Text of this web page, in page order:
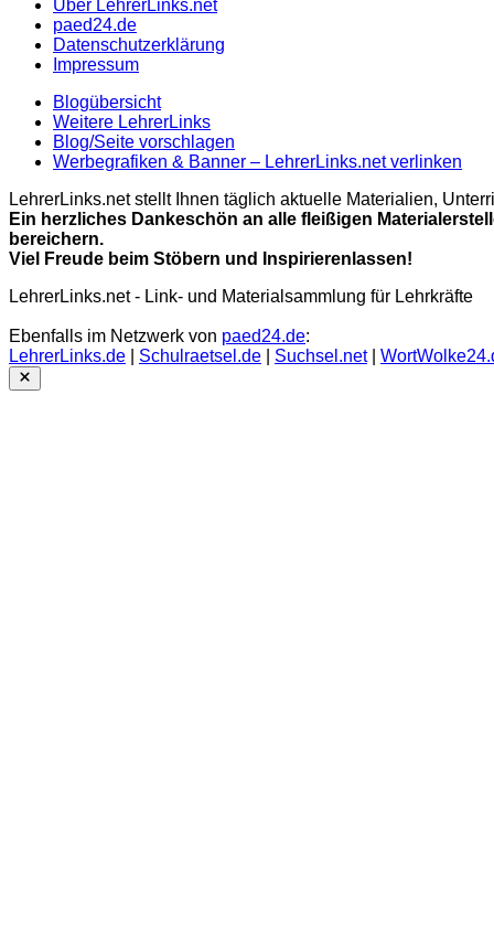
Über LehrerLinks.net
paed24.de
Datenschutzerklärung
Impressum
Blogübersicht
Weitere LehrerLinks
Blog/Seite vorschlagen
Werbegrafiken & Banner – LehrerLinks.net verlinken
LehrerLinks.net stellt Ihnen täglich aktuelle Materialien,
Ein herzliches Dankeschön an alle fleißigen
bereichern.
Viel Freude beim Stöbern und Inspirierenlassen!
LehrerLinks.net - Link- und Materialsammlung für Lehrkräfte
Ebenfalls im Netzwerk von paed24.de:
LehrerLinks.de
Schulraetsel.de Suchsel.net|
Close